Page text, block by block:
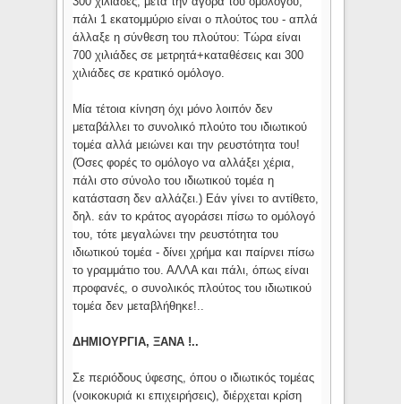
πάλι 1 εκατομμύριο είναι ο πλούτος του - απλά
άλλαξε η σύνθεση του πλούτου: Τώρα είναι
700 χιλιάδες σε μετρητά+καταθέσεις και 300
χιλιάδες σε κρατικό ομόλογο.
Μία τέτοια κίνηση όχι μόνο λοιπόν δεν
μεταβάλλει το συνολικό πλούτο του ιδιωτικού
τομέα αλλά μειώνει και την ρευστότητα του!
(Όσες φορές το ομόλογο να αλλάξει χέρια,
πάλι στο σύνολο του ιδιωτικού τομέα η
κατάσταση δεν αλλάζει.) Εάν γίνει το αντίθετο,
δηλ. εάν το κράτος αγοράσει πίσω το ομόλογό
του, τότε μεγαλώνει την ρευστότητα του
ιδιωτικού τομέα - δίνει χρήμα και παίρνει πίσω
το γραμμάτιο του. ΑΛΛΑ και πάλι, όπως είναι
προφανές, ο συνολικός πλούτος του ιδιωτικού
τομέα δεν μεταβλήθηκε!..
ΔΗΜΙΟΥΡΓΙΑ, ΞΑΝΑ !..
Σε περιόδους ύφεσης, όπου ο ιδιωτικός τομέας
(νοικοκυριά κι επιχειρήσεις), διέρχεται κρίση